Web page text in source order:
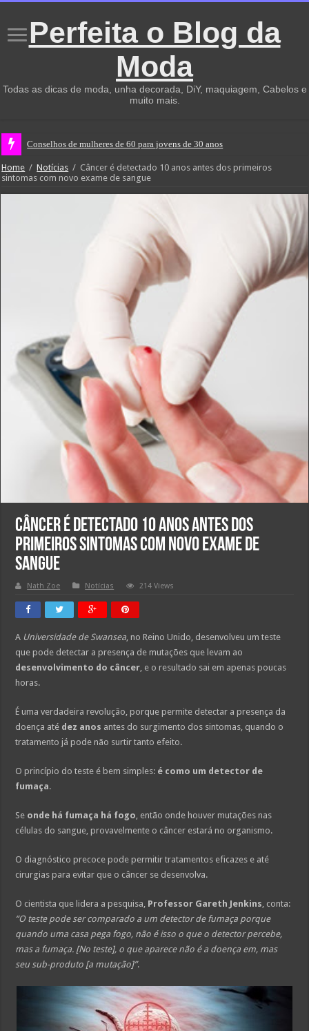
Perfeita o Blog da
Moda
Todas as dicas de moda, unha decorada, DiY, maquiagem, Cabelos e
muito mais.
Conselhos de mulheres de 60 para jovens de 30 anos
Home / Notícias / Câncer é detectado 10 anos antes dos primeiros
sintomas com novo exame de sangue
Câncer é detectado 10 anos antes dos
primeiros sintomas com novo exame de
sangue
Nath Zoe Notícias 214 Views
A Universidade de Swansea, no Reino Unido, desenvolveu um teste
que pode detectar a presença de mutações que levam ao
desenvolvimento do câncer, e o resultado sai em apenas poucas
horas.
É uma verdadeira revolução, porque permite detectar a presença da
doença até dez anos antes do surgimento dos sintomas, quando o
tratamento já pode não surtir tanto efeito.
O princípio do teste é bem simples: é como um detector de
fumaça.
Se onde há fumaça há fogo, então onde houver mutações nas
células do sangue, provavelmente o câncer estará no organismo.
O diagnóstico precoce pode permitir tratamentos eficazes e até
cirurgias para evitar que o câncer se desenvolva.
O cientista que lidera a pesquisa, Professor Gareth Jenkins, conta:
“O teste pode ser comparado a um detector de fumaça porque
quando uma casa pega fogo, não é isso o que o detector percebe,
mas a fumaça. [No teste], o que aparece não é a doença em, mas
seu sub-produto [a mutação]”.